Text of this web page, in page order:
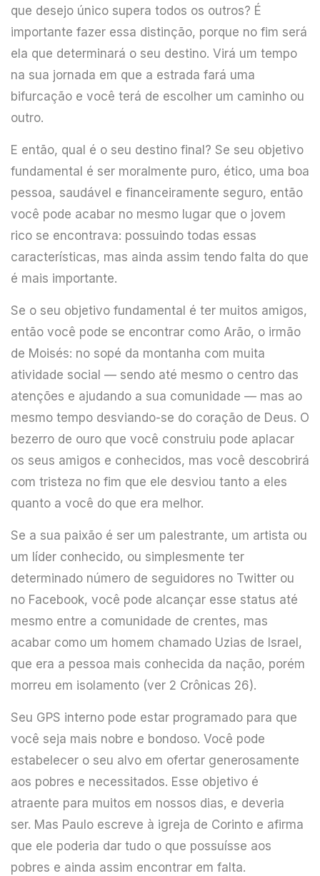
que desejo único supera todos os outros? É
importante fazer essa distinção, porque no fim será
ela que determinará o seu destino. Virá um tempo
na sua jornada em que a estrada fará uma
bifurcação e você terá de escolher um caminho ou
outro.
E então, qual é o seu destino final? Se seu objetivo
fundamental é ser moralmente puro, ético, uma boa
pessoa, saudável e financeiramente seguro, então
você pode acabar no mesmo lugar que o jovem
rico se encontrava: possuindo todas essas
características, mas ainda assim tendo falta do que
é mais importante.
Se o seu objetivo fundamental é ter muitos amigos,
então você pode se encontrar como Arão, o irmão
de Moisés: no sopé da montanha com muita
atividade social — sendo até mesmo o centro das
atenções e ajudando a sua comunidade — mas ao
mesmo tempo desviando-se do coração de Deus. O
bezerro de ouro que você construiu pode aplacar
os seus amigos e conhecidos, mas você descobrirá
com tristeza no fim que ele desviou tanto a eles
quanto a você do que era melhor.
Se a sua paixão é ser um palestrante, um artista ou
um líder conhecido, ou simplesmente ter
determinado número de seguidores no Twitter ou
no Facebook, você pode alcançar esse status até
mesmo entre a comunidade de crentes, mas
acabar como um homem chamado Uzias de Israel,
que era a pessoa mais conhecida da nação, porém
morreu em isolamento (ver 2 Crônicas 26).
Seu GPS interno pode estar programado para que
você seja mais nobre e bondoso. Você pode
estabelecer o seu alvo em ofertar generosamente
aos pobres e necessitados. Esse objetivo é
atraente para muitos em nossos dias, e deveria
ser. Mas Paulo escreve à igreja de Corinto e afirma
que ele poderia dar tudo o que possuísse aos
pobres e ainda assim encontrar em falta.